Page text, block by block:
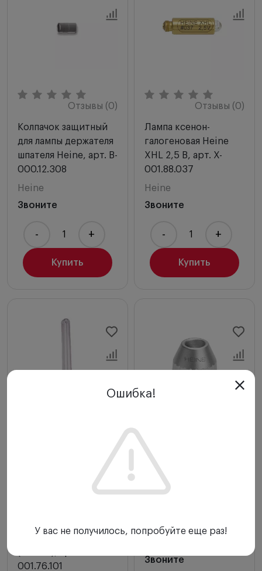
Отзывы (0)
Колпачок защитный
для лампы держателя
шпателя Heine, арт. B-
000.12.308
Heine
Звоните
Купить
- +
Отзывы (0)
Лампа ксенон-
галогеновая Heine
XHL 2,5 В, арт. X-
001.88.037
Heine
Звоните
Купить
- +
Отзывы (0)
портативный Heine
001.76.101
Осветитель
портативный Heine
Mini 3000 ClipLamp
001.73.130
Звоните
Ошибка!
У вас не получилось, попробуйте еще раз!